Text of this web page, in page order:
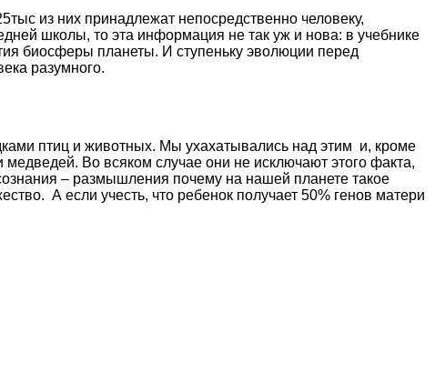
из них принадлежат непосредственно человеку,
школы, то эта информация не так уж и нова: в учебнике
биосферы планеты. И ступеньку эволюции перед
разумного.
птиц и животных. Мы ухахатывались над этим и, кроме
Во всяком случае они не исключают этого факта,
– размышления почему на нашей планете такое
А если учесть, что ребенок получает 50% генов матери